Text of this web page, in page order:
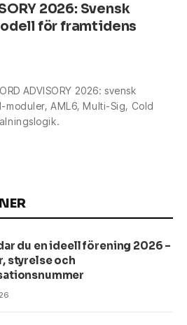
2026: Svensk
för framtidens
ADVISORY 2026: svensk
moduler, AML6, Multi-Sig, Cold
du en ideell förening 2026 –
styrelse och